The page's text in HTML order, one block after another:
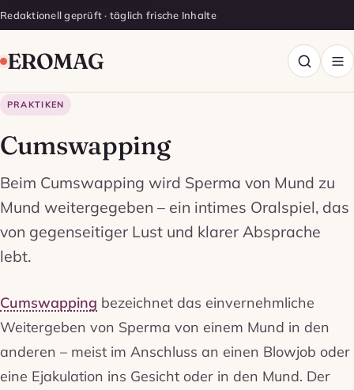
Redaktionell geprüft · täglich frische Inhalte
EROMAG
PRAKTIKEN
Cumswapping
Beim Cumswapping wird Sperma von Mund zu
Mund weitergegeben – ein intimes Oralspiel, das
von gegenseitiger Lust und klarer Absprache
lebt.
Cumswapping bezeichnet das einvernehmliche
Weitergeben von Sperma von einem Mund in den
anderen – meist im Anschluss an einen Blowjob oder
eine Ejakulation ins Gesicht oder in den Mund. Der